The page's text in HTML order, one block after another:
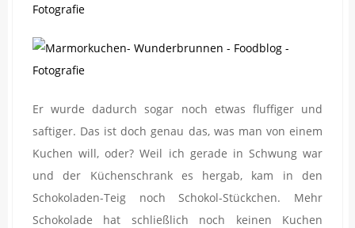
Er wurde dadurch sogar noch etwas fluffiger und
saftiger. Das ist doch genau das, was man von einem
Kuchen will, oder? Weil ich gerade in Schwung war
und der Küchenschrank es hergab, kam in den
Schokoladen-Teig noch Schokol-Stückchen. Mehr
Schokolade hat schließlich noch keinen Kuchen